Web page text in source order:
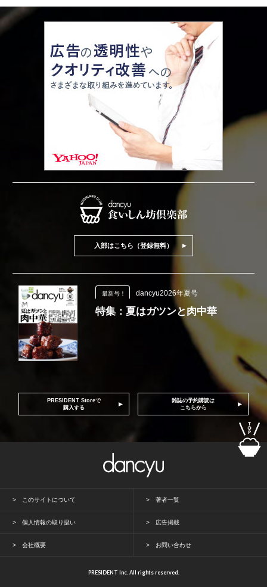
入部はこちら（登録無料）
最新号！ dancyu2026年夏号
特集：夏はガツンと肉中華
PRESIDENT Storeで
購入する
雑誌の予約購読は
こちらから
このサイトについて 著者一覧
個人情報の取り扱い 広告掲載
会社概要 お問い合わせ
PRESIDENT Inc. All rights reserved.